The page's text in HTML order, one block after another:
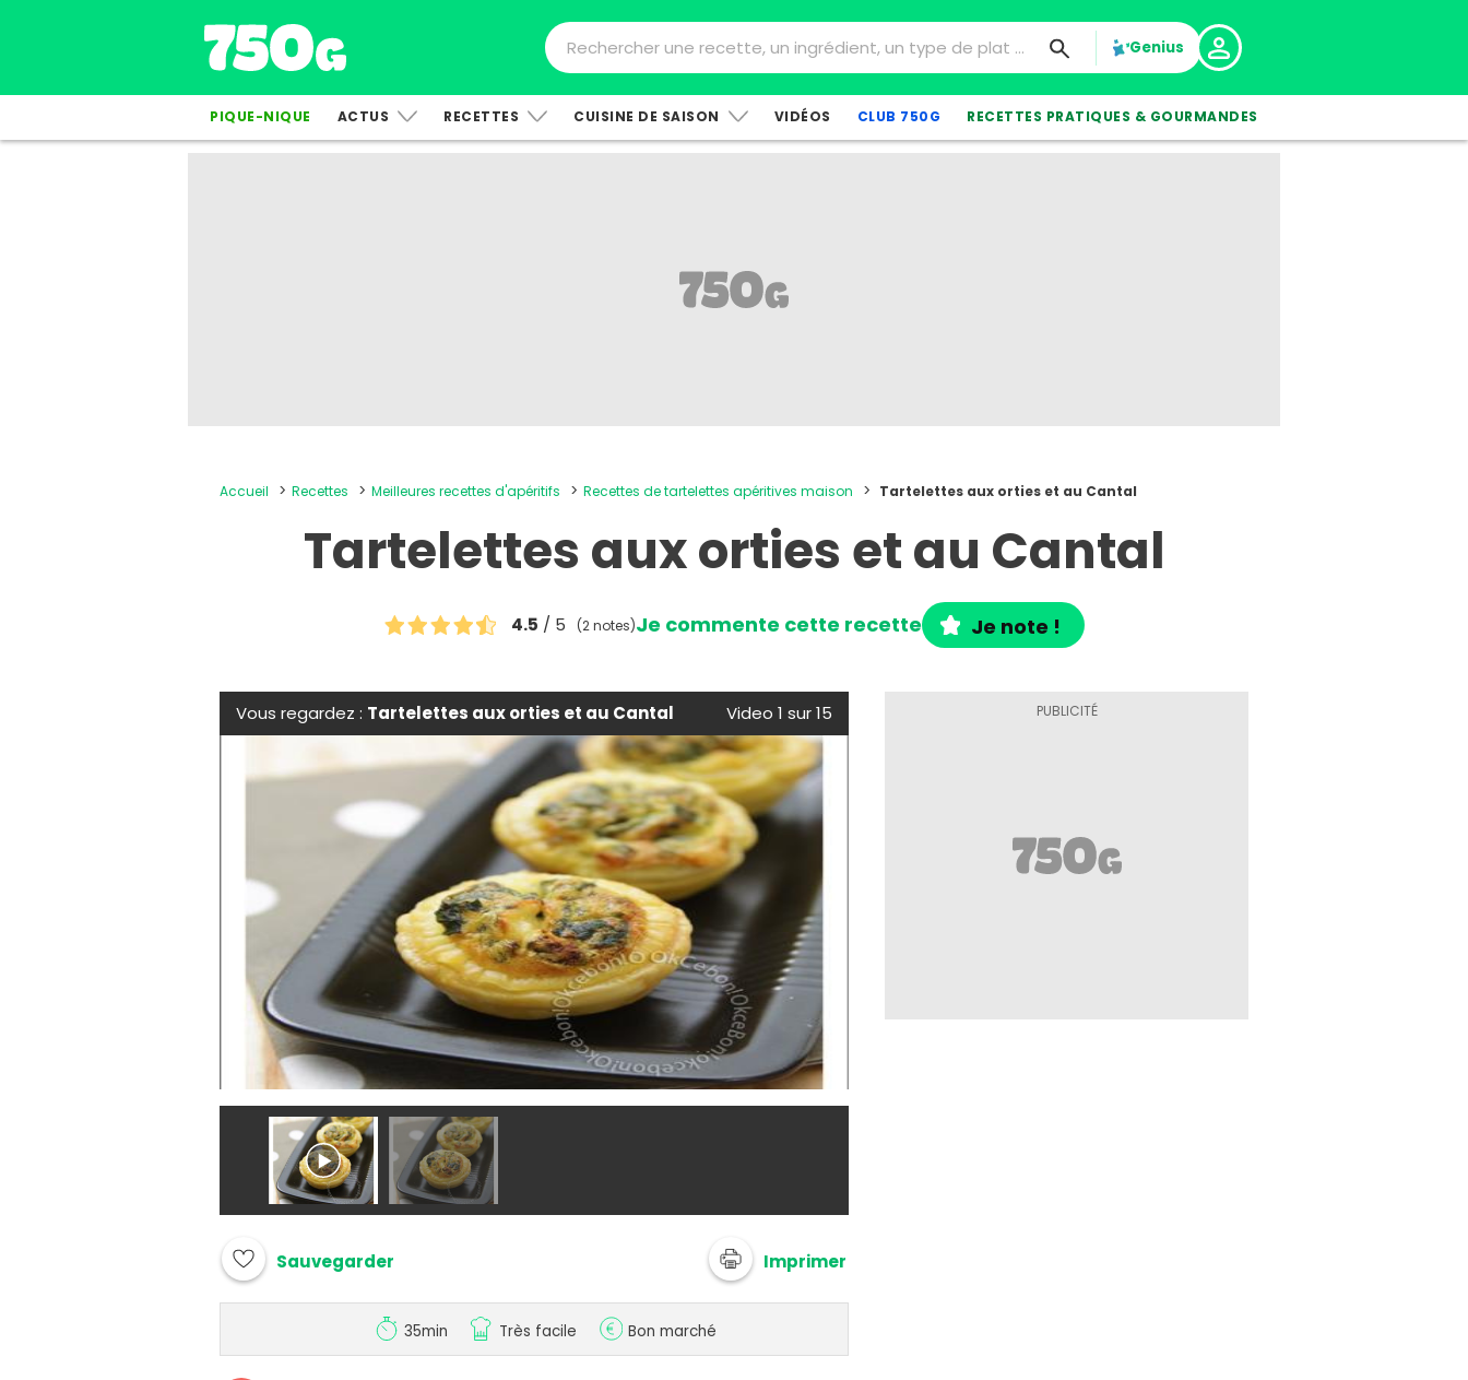
Genius
PIQUE-NIQUE ACTUS RECETTES CUISINE DE SAISON VIDÉOS CLUB 750G RECETTES PRATIQUES & GOURMANDES
Accueil Recettes Meilleures recettes d'apéritifs Recettes de tartelettes apéritives maison Tartelettes aux orties et au Cantal
Tartelettes aux orties et au Cantal
4.5 / 5 (2 notes)Je commente cette recette Je note !
Vous regardez : Tartelettes aux orties et au Cantal Video 1 sur 15
Sauvegarder Imprimer
35min Très facile Bon marché